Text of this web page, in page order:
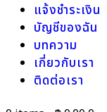
แจ้งชำระเงิน
บัญชีของฉัน
บทความ
เกี่ยวกับเรา
ติดต่อเรา